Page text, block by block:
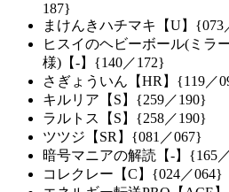
187}
まけんきハチマキ【U】{073
ヒスイのヘビーボール(ミラ
様)【-】{140／172}
さぎょういん【HR】{119／
キルリア【S】{259／190}
ラルトス【S】{258／190}
ツツジ【SR】{081／067}
暗号マニアの解読【-】{165
コレクレー【C】{024／064}